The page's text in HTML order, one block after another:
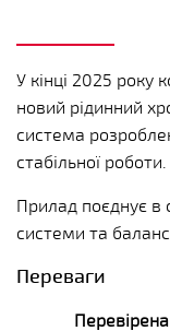
У кінці 2025 року
новий рідинний
система
стабільної роботи.
Прилад поєднує в
системи та баланс
Переваги